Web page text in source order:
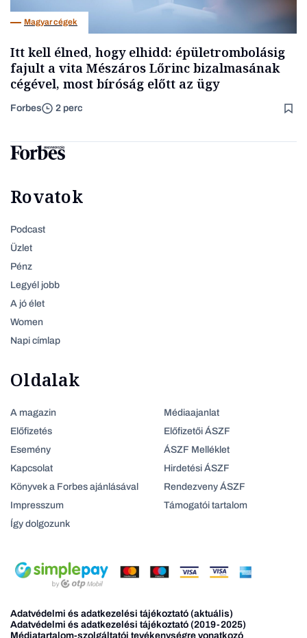
Magyar cégek
Itt kell élned, hogy elhidd: épületrombolásig
fajult a vita Mészáros Lőrinc bizalmasának
cégével, most bíróság előtt az ügy
Forbes 2 perc
Rovatok
Podcast
Üzlet
Pénz
Legyél jobb
A jó élet
Women
Napi címlap
Oldalak
A magazin
Előfizetés
Esemény
Kapcsolat
Könyvek a Forbes ajánlásával
Impresszum
Így dolgozunk
Médiaajanlat
Előfizetői ÁSZF
ÁSZF Melléklet
Hirdetési ÁSZF
Rendezveny ÁSZF
Támogatói tartalom
Adatvédelmi és adatkezelési tájékoztató (aktuális)
Adatvédelmi és adatkezelési tájékoztató (2019-2025)
Médiatartalom-szolgáltatói tevékenységre vonatkozó